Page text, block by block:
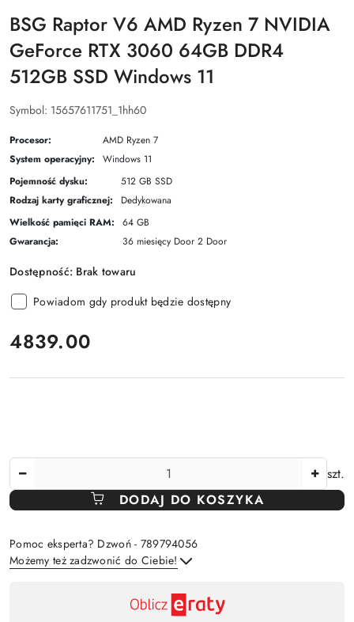
BSG Raptor V6 AMD Ryzen 7 NVIDIA
GeForce RTX 3060 64GB DDR4
512GB SSD Windows 11
Symbol: 15657611751_1hh60
Procesor:
AMD Ryzen 7
System operacyjny:
Windows 11
Pojemność dysku:
512 GB SSD
Rodzaj karty graficznej:
Dedykowana
Wielkość pamięci RAM:
64 GB
Gwarancja:
36 miesięcy Door 2 Door
Dostępność: Brak towaru
Powiadom gdy produkt będzie dostępny
cena:
4839.00
szt.
DODAJ DO KOSZYKA
Pomoc eksperta? Dzwoń - 789794056
Możemy też zadzwonić do Ciebie!